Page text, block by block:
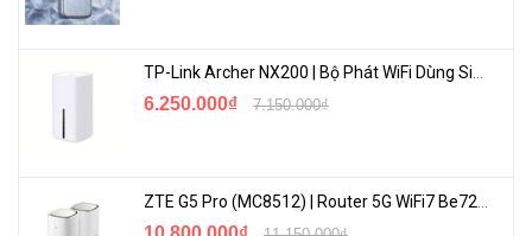
6.250.000₫ 7.150.000₫